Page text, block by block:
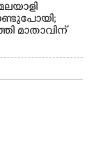
മാതാവിന്